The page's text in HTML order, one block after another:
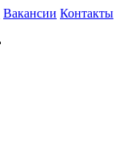
Вакансии Контакты